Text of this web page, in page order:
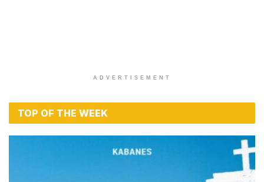
ADVERTISEMENT
TOP OF THE WEEK